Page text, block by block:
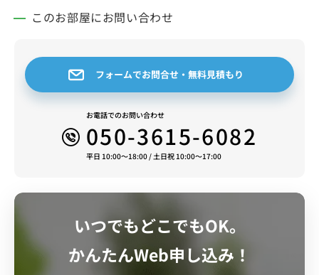
このお部屋にお問い合わせ
フォームでお問合せ・無料見積もり
お電話でのお問い合わせ
050-3615-6082
平日 10:00～18:00 / 土日祝 10:00～17:00
いつでもどこでもOK。
かんたんWeb申し込み！